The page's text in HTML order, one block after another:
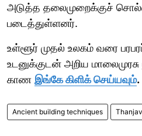
அடுத்த தலைமுறைக்குச்
படைத்துள்ளனர்.
உள்ளூர் முதல் உலகம் வரை
உடனுக்குடன் அறிய மாலைமுரசு
காண இங்கே கிளிக் செய்யவும்.
Ancient building techniques